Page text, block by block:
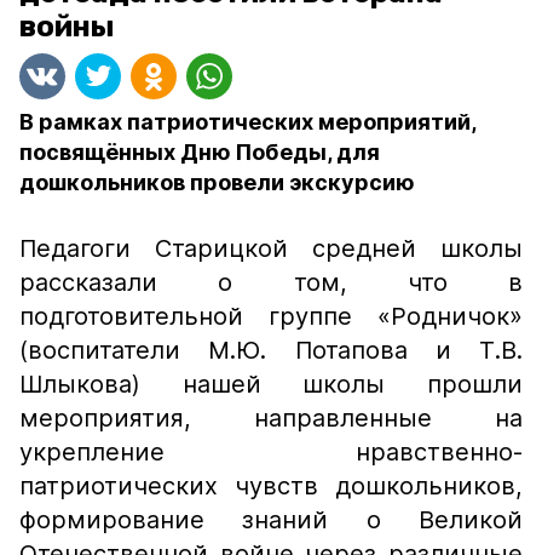
войны
В рамках патриотических мероприятий,
посвящённых Дню Победы, для
дошкольников провели экскурсию
Педагоги Старицкой средней школы
рассказали о том, что в
подготовительной группе «Родничок»
(воспитатели М.Ю. Потапова и Т.В.
Шлыкова) нашей школы прошли
мероприятия, направленные на
укрепление нравственно-
патриотических чувств дошкольников,
формирование знаний о Великой